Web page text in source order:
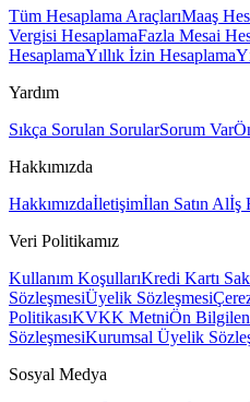
Tüm Hesaplama AraçlarıMaaş
Vergisi HesaplamaFazla Mesai
HesaplamaYıllık İzin Hesaplama
Yardım
Sıkça Sorulan SorularSorum Var
Hakkımızda
Hakkımızdaİletişimİlan Satın Alİş
Veri Politikamız
Kullanım KoşullarıKredi Kartı
SözleşmesiÜyelik Sözleşmesi
PolitikasıKVKK MetniÖn
SözleşmesiKurumsal Üyelik
Sosyal Medya